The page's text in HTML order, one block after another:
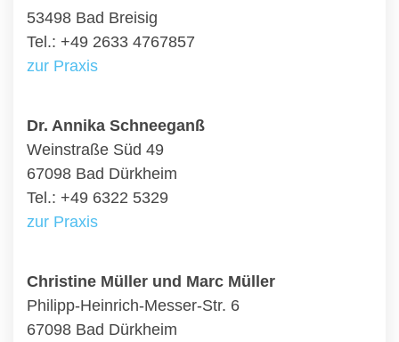
53498 Bad Breisig
Tel.: +49 2633 4767857
zur Praxis
Dr. Annika Schneeganß
Weinstraße Süd 49
67098 Bad Dürkheim
Tel.: +49 6322 5329
zur Praxis
Christine Müller und Marc Müller
Philipp-Heinrich-Messer-Str. 6
67098 Bad Dürkheim